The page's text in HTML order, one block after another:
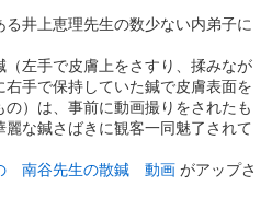
井上恵理先生の数少ない内弟子に
左手で皮膚上をさすり、揉みなが
手で保持していた鍼で皮膚表面を
）は、事前に動画撮りをされたも
な鍼さばきに観客一同魅了されて
南谷先生の散鍼 動画 がアップさ